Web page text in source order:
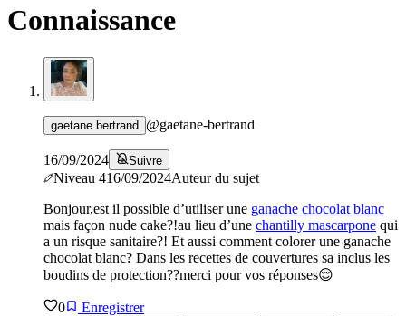
Connaissance
gaetane.bertrand @gaetane-bertrand
16/09/2024 Suivre
Niveau 416/09/2024Auteur du sujet
Bonjour,est il possible d’utiliser une ganache chocolat blanc
mais façon nude cake?!au lieu d’une chantilly mascarpone qui
a un risque sanitaire?! Et aussi comment colorer une ganache
chocolat blanc? Dans les recettes de couvertures sa inclus les
boudins de protection??merci pour vos réponses😌
0 Enregistrer